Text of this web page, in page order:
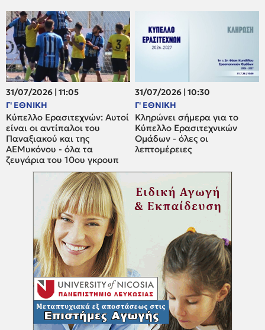
31/07/2026 | 11:05
Γ' ΕΘΝΙΚΗ
Κύπελλο Ερασιτεχνών: Αυτοί
είναι οι αντίπαλοι του
Παναξιακού και της
ΑΕΜυκόνου - όλα τα
ζευγάρια του 10ου γκρουπ
31/07/2026 | 10:30
Γ' ΕΘΝΙΚΗ
Κληρώνει σήμερα για το
Κύπελλο Ερασιτεχνικών
Ομάδων - όλες οι
λεπτομέρειες